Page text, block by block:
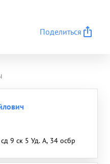
Поделиться
9 ск 5 Уд. А, 34 осбр